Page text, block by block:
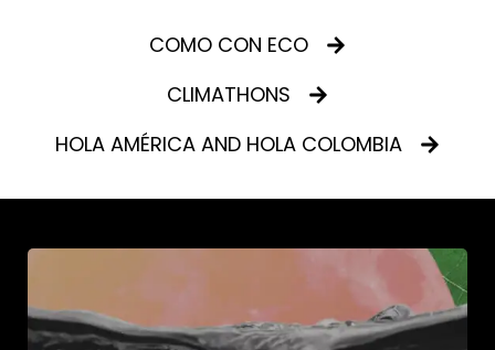
COMO CON ECO
CLIMATHONS
HOLA AMÉRICA AND HOLA COLOMBIA
Im Jahr 2811 aktivieren und stärken wir Ökosysteme der